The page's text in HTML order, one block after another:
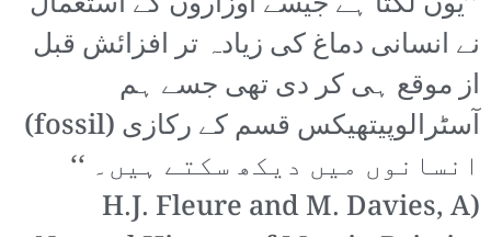
نے انسانی دماغ کی زیادہ تر افزائش قبل
از موقع ہی کر دی تھی جسے ہم
آسٹرالوپیتھیکس قسم کے رکازی (fossil)
انسانوں میں دیکھ سکتے ہیں۔ ‘‘
(H.J. Fleure and M. Davies, A